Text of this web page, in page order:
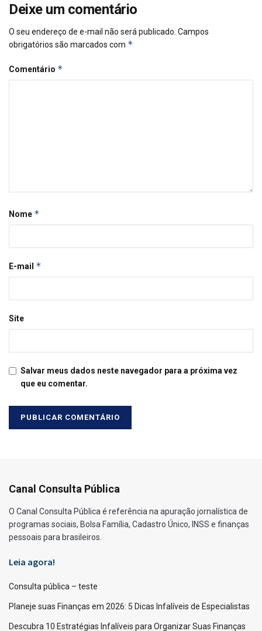
Deixe um comentário
O seu endereço de e-mail não será publicado. Campos
obrigatórios são marcados com *
Comentário *
Nome *
E-mail *
Site
Salvar meus dados neste navegador para a próxima vez
que eu comentar.
Canal Consulta Pública
O Canal Consulta Pública é referência na apuração jornalística de
programas sociais, Bolsa Família, Cadastro Único, INSS e finanças
pessoais para brasileiros.
Leia agora!
Consulta pública – teste
Planeje suas Finanças em 2026: 5 Dicas Infalíveis de Especialistas
Descubra 10 Estratégias Infalíveis para Organizar Suas Finanças